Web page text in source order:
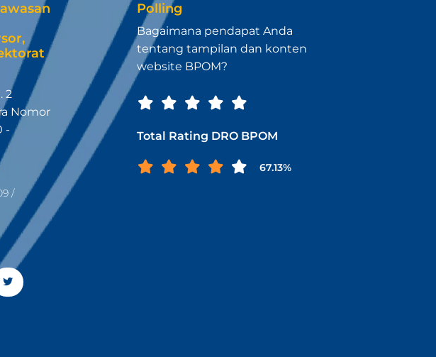
2
Nomor
-
/
Polling
Bagaimana pendapat Anda
tentang tampilan dan konten
website BPOM?
Total Rating DRO BPOM
67.13%